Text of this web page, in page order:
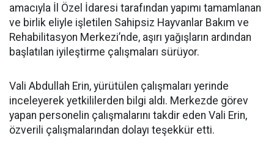
amacıyla İl Özel İdaresi tarafından yapımı tamamlanan
ve birlik eliyle işletilen Sahipsiz Hayvanlar Bakım ve
Rehabilitasyon Merkezi’nde, aşırı yağışların ardından
başlatılan iyileştirme çalışmaları sürüyor.
Vali Abdullah Erin, yürütülen çalışmaları yerinde
inceleyerek yetkililerden bilgi aldı. Merkezde görev
yapan personelin çalışmalarını takdir eden Vali Erin,
özverili çalışmalarından dolayı teşekkür etti.